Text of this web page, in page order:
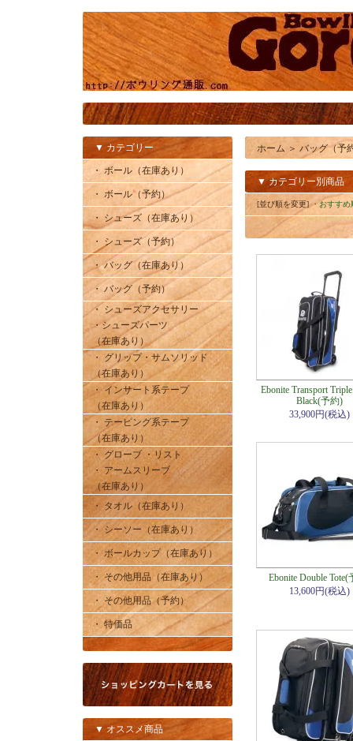
▼ カテゴリー
・ ボール（在庫あり）
・ ボール（予約）
・ シューズ（在庫あり）
・ シューズ（予約）
・ バッグ（在庫あり）
・ バッグ（予約）
・ シューズアクセサリー
・シューズパーツ
（在庫あり）
・ グリップ・サムソリッド
（在庫あり）
・ インサート系テープ
（在庫あり）
・ テーピング系テープ
（在庫あり）
・ グローブ ・リスト
・ アームスリーブ
（在庫あり）
・ タオル（在庫あり）
・ シーソー（在庫あり）
・ ボールカップ（在庫あり）
・ その他用品（在庫あり）
・ その他用品（予約）
・ 特価品
▼ オススメ商品
ホーム ＞ バッグ（予
▼ カテゴリー別商品
[並び順を変更]・おすすめ
Ebonite Transport
Black(予約)
33,900円(税込)
Ebonite Double Tote(
13,600円(税込)